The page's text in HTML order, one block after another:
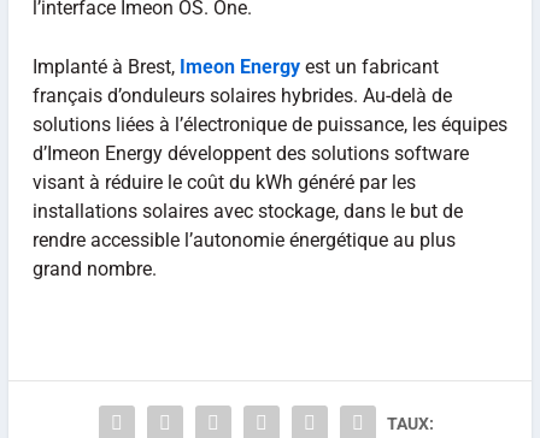
l’interface Imeon OS. One.
Implanté à Brest, Imeon Energyest un fabricant
français d’onduleurs solaires hybrides. Au-delà de
solutions liées à l’électronique de puissance, les équipes
d’Imeon Energy développent des solutions software
visant à réduire le coût du kWh généré par les
installations solaires avec stockage, dans le but de
rendre accessible l’autonomie énergétique au plus
grand nombre.
TAUX: